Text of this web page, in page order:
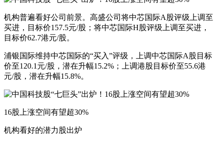
机构普遍看好公司前景。高盛公司将中芯国际A股评级上调至
买进，目标价157.5元/股；将中芯国际H股评级上调至买进，
目标价62.7港元/股。
浦银国际维持中芯国际的“买入”评级，上调中芯国际A股目标
价至120.1元/股，潜在升幅15.2%；上调港股目标价至55.6港
元/股，潜在升幅15.8%。
16股上涨空间有望超30%
机构看好的潜力股出炉